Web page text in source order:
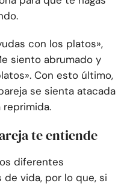
con los platos»,
siento abrumado y
Con esto último,
se sienta atacada
reprimida.
te entiende
diferentes
vida, por lo que, si